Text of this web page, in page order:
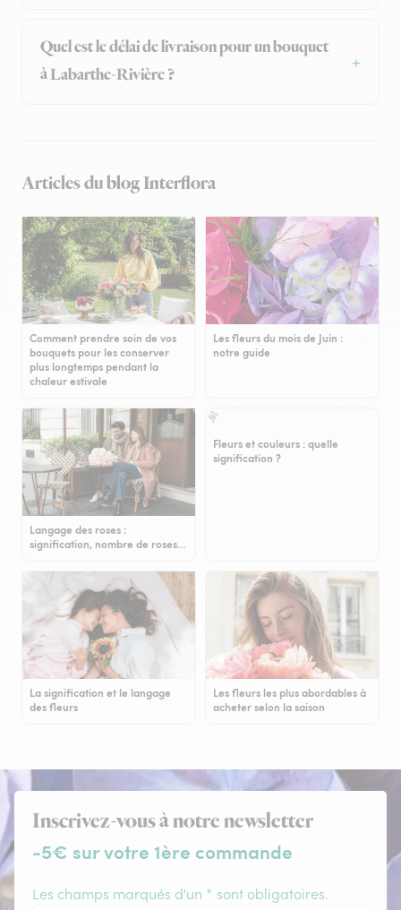
Quel est le délai de livraison pour un bouquet
à Labarthe-Rivière ?
Articles du blog Interflora
Comment prendre soin de vos
bouquets pour les conserver
plus longtemps pendant la
chaleur estivale
Les fleurs du mois de Juin :
notre guide
Langage des roses :
signification, nombre de roses…
Fleurs et couleurs : quelle
signification ?
La signification et le langage
des fleurs
Les fleurs les plus abordables à
acheter selon la saison
Inscrivez-vous à notre newsletter
-5€ sur votre 1ère commande
Les champs marqués d'un * sont obligatoires.